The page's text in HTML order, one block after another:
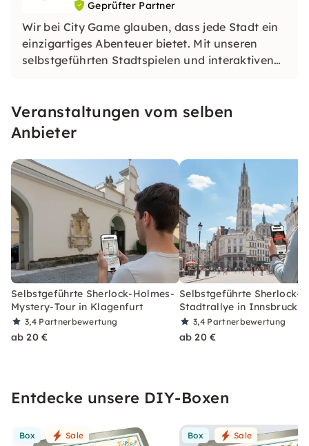
Geprüfter Partner
Wir bei City Game glauben, dass jede Stadt ein
einzigartiges Abenteuer bietet. Mit unseren
selbstgeführten Stadtspielen und interaktiven
entdecke versteckte Juwelen und lerne etwas
Neues, während du die Stadt erkundest.
Veranstaltungen vom selben
Anbieter
Selbstgeführte Sherlock-Holmes-
Mystery-Tour in Klagenfurt
3,4 Partnerbewertung
ab 20 €
Selbstgeführte Sherlock-
Stadtrallye in Innsbruck
3,4 Partnerbewertung
ab 20 €
Entdecke unsere DIY-Boxen
Box Sale Box Sale